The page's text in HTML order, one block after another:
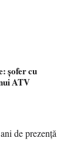
șofer cu
ATV